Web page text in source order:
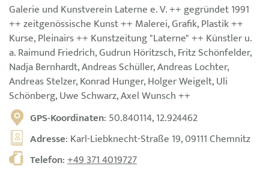
Galerie und Kunstverein Laterne e. V. ++ gegründet 1991
++ zeitgenössische Kunst ++ Malerei, Grafik, Plastik ++
Kurse, Pleinairs ++ Kunstzeitung "Laterne" ++ Künstler u.
a. Raimund Friedrich, Gudrun Höritzsch, Fritz Schönfelder,
Nadja Bernhardt, Andreas Schüller, Andreas Lochter,
Andreas Stelzer, Konrad Hunger, Holger Weigelt, Uli
Schönberg, Uwe Schwarz, Axel Wunsch ++
GPS-Koordinaten: 50.840114, 12.924462
Adresse: Karl-Liebknecht-Straße 19, 09111 Chemnitz
Telefon:+49 371 4019727